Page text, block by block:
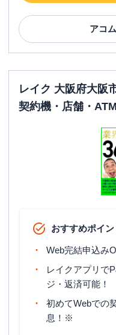
アコム
レイク 大阪府大阪
契約機・店舗・
おすすめポイン
Web完結申込み
レイクアプリで
ジ・返済可能！
初めてWebでの
息！※